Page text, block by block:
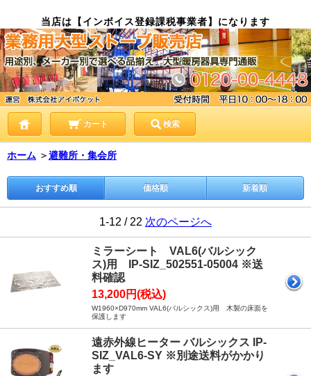
当店は【インボイス登録課税事業者】になります
カート 検索
ホーム ＞避難所・集会所
おすすめ順 価格順 新着順
1-12 / 22 次のページへ
ミラーシート VAL6(バルシック
ス)用 IP-SIZ_502551-05004 ※送
料確認
13,200円(税込)
W1960×D970mm VAL6(バルシックス)用 木製の床面を
保護します
遠赤外線ヒーター バルシックス IP-
SIZ_VAL6-SY ※別途送料がかかり
ます